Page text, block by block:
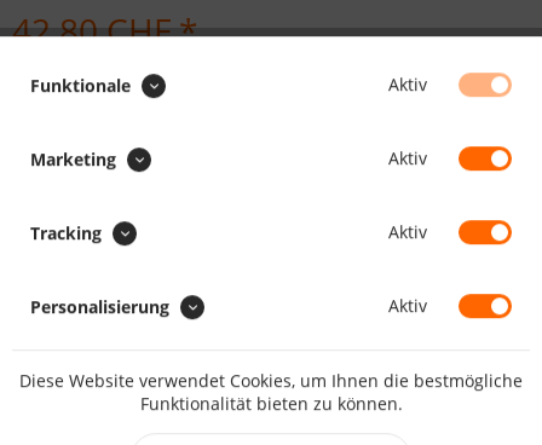
42.80 CHF *
inkl. MwSt.zzgl. Versandkosten
Merken Bewerten
Funktionale Aktiv
Marketing Aktiv
Tracking Aktiv
Personalisierung Aktiv
Diese Website verwendet Cookies, um Ihnen die bestmögliche
Funktionalität bieten zu können.